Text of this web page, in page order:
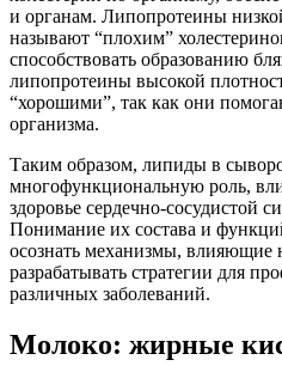
и органам. Липопротеины
называют “плохим”
способствовать образованию
липопротеины высокой
“хорошими”, так как они
организма.
Таким образом, липиды в
многофункциональную роль,
здоровье сердечно-сосудистой
Понимание их состава и
осознать механизмы, влияющие
разрабатывать стратегии для
различных заболеваний.
Молоко: жирные